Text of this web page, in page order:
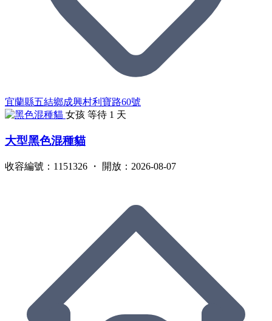
宜蘭縣五結鄉成興村利寶路60號
女孩 等待 1 天
大型黑色混種貓
收容編號：1151326 ・ 開放：2026-08-07